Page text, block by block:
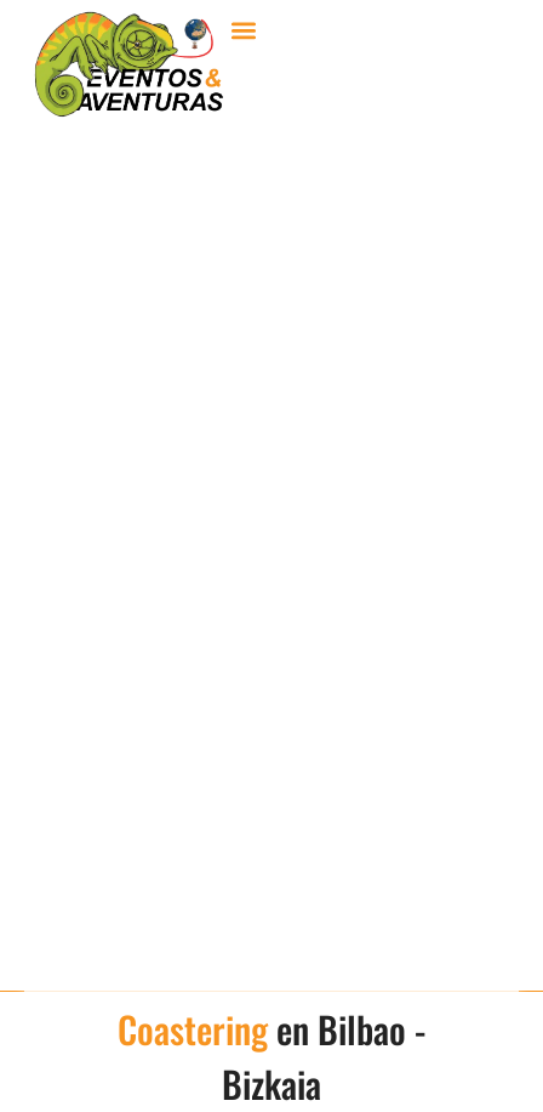
Coasteringen Bilbao -
Bizkaia